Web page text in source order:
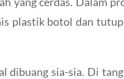
plastik botol dan
sia-sia. Di